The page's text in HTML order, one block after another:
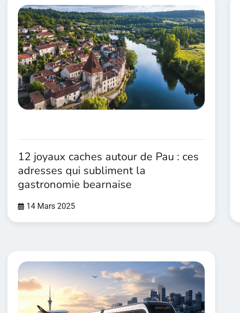
12 joyaux caches autour de Pau : ces
adresses qui subliment la
gastronomie bearnaise
14 Mars 2025